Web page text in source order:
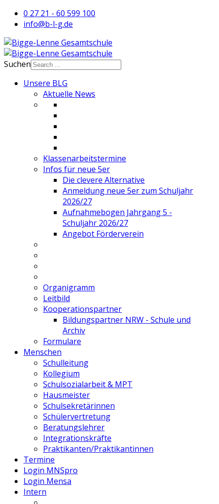
0 27 21 - 60 599 100
info@b-l-g.de
Suchen
Unsere BLG
Aktuelle News
Klassenarbeitstermine
Infos für neue 5er
Die clevere Alternative
Anmeldung neue 5er zum Schuljahr
2026/27
Aufnahmebogen Jahrgang 5 -
Schuljahr 2026/27
Angebot Förderverein
Organigramm
Leitbild
Kooperationspartner
Bildungspartner NRW - Schule und
Archiv
Formulare
Menschen
Schulleitung
Kollegium
Schulsozialarbeit & MPT
Hausmeister
Schulsekretärinnen
Schülervertretung
Beratungslehrer
Integrationskräfte
Praktikanten/Praktikantinnen
Termine
Login MNSpro
Login Mensa
Intern